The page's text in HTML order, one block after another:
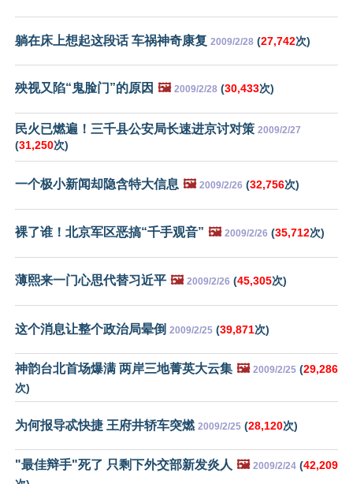
躺在床上想起这段话 车祸神奇康复 2009/2/28 (27,742次)
殃视又陷“鬼脸门”的原因 🖼️ 2009/2/28 (30,433次)
民火已燃遍！三千县公安局长速进京讨对策 2009/2/27
(31,250次)
一个极小新闻却隐含特大信息 🖼️ 2009/2/26 (32,756次)
裸了谁！北京军区恶搞“千手观音” 🖼️ 2009/2/26 (35,712次)
薄熙来一门心思代替习近平 🖼️ 2009/2/26 (45,305次)
这个消息让整个政治局晕倒 2009/2/25 (39,871次)
神韵台北首场爆满 两岸三地菁英大云集 🖼️ 2009/2/25 (29,286
次)
为何报导忒快捷 王府井轿车突燃 2009/2/25 (28,120次)
"最佳辩手"死了 只剩下外交部新发炎人 🖼️ 2009/2/24 (42,209